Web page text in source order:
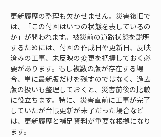
更新履歴の整理も欠かせません。災害復旧で
は、「この付図はいつの状態を表しているの
か」が問われます。被災前の道路状態を説明
するためには、付図の作成日や更新日、反映
済みの工事、未反映の変更を把握しておく必
要があります。もし複数の版が存在する場
合、単に最新版だけを残すのではなく、過去
版の扱いも整理しておくと、災害前後の比較
に役立ちます。特に、災害直前に工事が完了
していたが台帳更新が未了だった場合など
は、更新履歴と補足資料が重要な根拠になり
ます。